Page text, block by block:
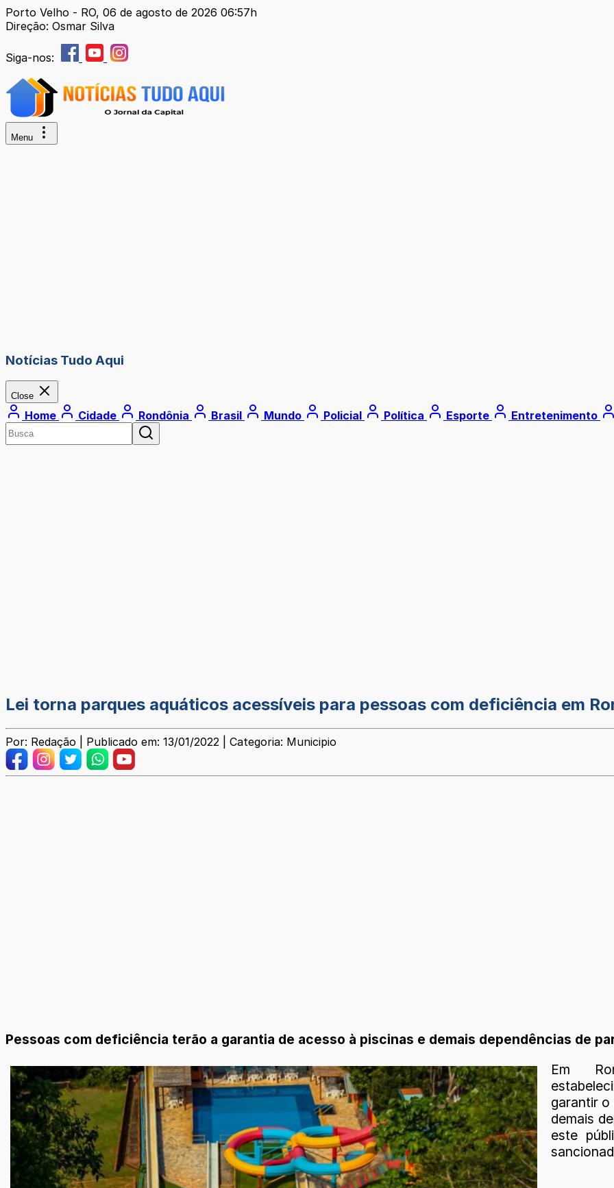
Porto Velho - RO, 06 de agosto de 2026 06:57h
Direção: Osmar Silva
Siga-nos:
Menu
Notícias Tudo Aqui
Close
Home Cidade Rondônia Brasil Mundo Policial Política Esporte Entretenimento
Lei torna parques aquáticos acessíveis para pessoas com deficiência em
Por: Redação | Publicado em: 13/01/2022 | Categoria: Municipio
Pessoas com deficiência terão a garantia de acesso à piscinas e demais dependências de
Em
garantir
demais
este